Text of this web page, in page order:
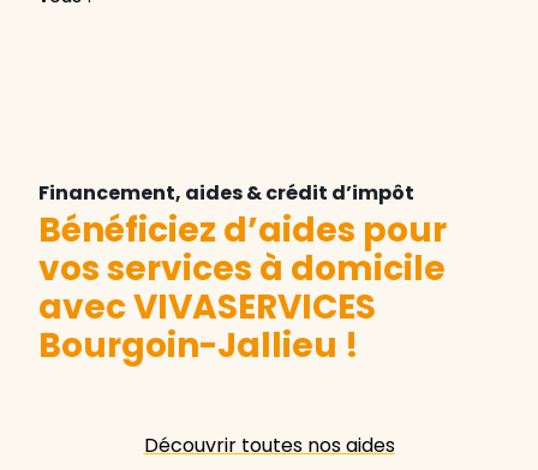
Financement, aides & crédit d’impôt
Bénéficiez d’aides pour
vos services à domicile
avec VIVASERVICES
Bourgoin-Jallieu !
Découvrir toutes nos aides